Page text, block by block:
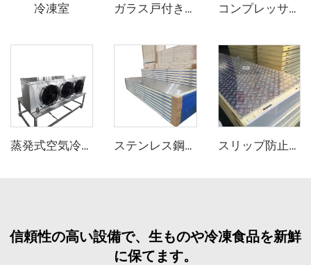
冷凍室 ガラス戸付き陳列用冷蔵庫/冷凍庫（歩行入用） コンプレッサー機器
蒸発式空気冷却器 ステンレス鋼PUサンドイッチパネル スリップ防止アルミニウムPUサンドイッチパネル
信頼性の高い設備で、生ものや冷凍食品を新鮮
に保てます。